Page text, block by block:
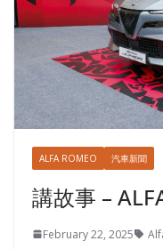
ALFA ROMEO 汽車新聞
講故事 –
February 22, 2025